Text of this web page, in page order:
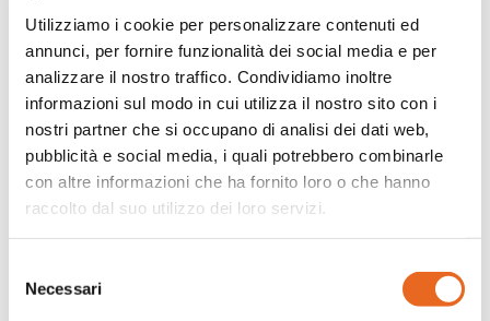
Utilizziamo i cookie per personalizzare contenuti ed
annunci, per fornire funzionalità dei social media e per
analizzare il nostro traffico. Condividiamo inoltre
informazioni sul modo in cui utilizza il nostro sito con i
nostri partner che si occupano di analisi dei dati web,
pubblicità e social media, i quali potrebbero combinarle
con altre informazioni che ha fornito loro o che hanno
raccolto dal suo utilizzo dei loro servizi.
delNecessari
Il discorso del 31 dicembre 2023 del
Presidente della RepubblicaSergio
Mattarella, pur nella sua brevità, è
estremamente ricco. Tanto che, per
entrare nei suoi contenuti, sembra utile
attingere ad altri discorsi del 2023, nei
quali i diversi temi sono stati
maggiormente sviluppati. Vorrei
approfondirne un unico punto, che
riguarda però propriole condizioni di
politica